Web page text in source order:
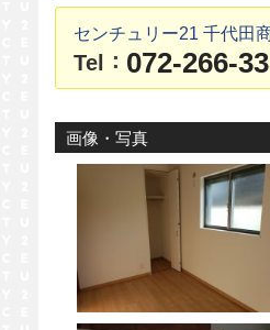
センチュリー21 千代田
Tel ： 072-266-
画像・写真